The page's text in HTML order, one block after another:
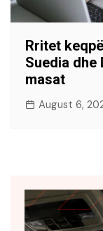
Rritet
Suedia dhe
masat
August 6,